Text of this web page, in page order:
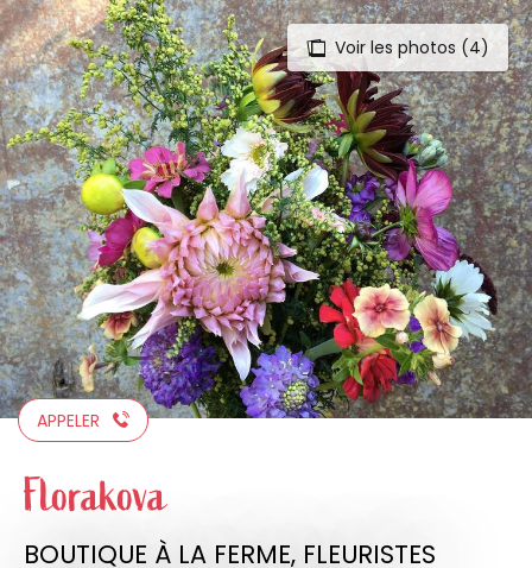
Aller
au
contenu
principal
Voir les photos (4)
APPELER
Florakova
BOUTIQUE À LA FERME, FLEURISTES